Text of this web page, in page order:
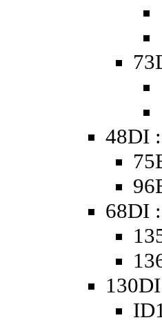
48DI :
68DI :